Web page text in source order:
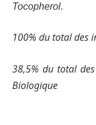
Tocopherol.
100% du total des
38,5% du total
Biologique